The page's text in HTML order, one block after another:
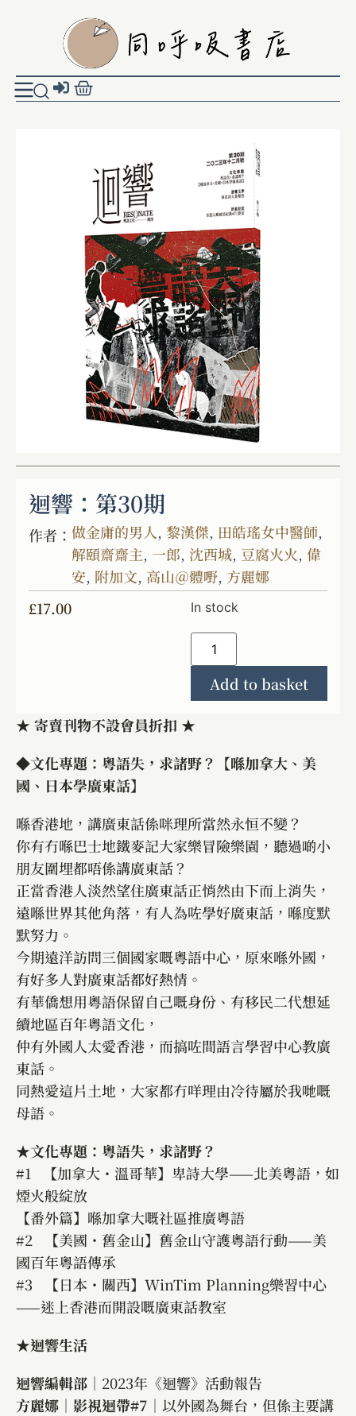
迴響：第30期
作者： 做金庸的男人, 黎漢傑, 田皓瑤女中醫師,
解頤齋齋主, 一郎, 沈西城, 豆腐火火, 偉
安, 附加文, 高山＠體嘢, 方麗娜
£17.00 In stock
Add to basket
★ 寄賣刊物不設會員折扣 ★
◆文化專題：粵語失，求諸野？【喺加拿大、美
國、日本學廣東話】
喺香港地，講廣東話係咪理所當然永恒不變？
你有冇喺巴士地鐵麥記大家樂冒險樂園，聽過啲小
朋友圍埋都唔係講廣東話？
正當香港人淡然望住廣東話正悄然由下而上消失，
遠喺世界其他角落，有人為咗學好廣東話，喺度默
默努力。
今期遠洋訪問三個國家嘅粵語中心，原來喺外國，
有好多人對廣東話都好熱情。
有華僑想用粵語保留自己嘅身份、有移民二代想延
續地區百年粵語文化，
仲有外國人太愛香港，而搞咗間語言學習中心教廣
東話。
同熱愛這片土地，大家都冇咩理由冷待屬於我哋嘅
母語。
★文化專題：粵語失，求諸野？
#1 【加拿大・溫哥華】卑詩大學——北美粵語，如
煙火般綻放
【番外篇】喺加拿大嘅社區推廣粵語
#2 【美國・舊金山】舊金山守護粵語行動——美
國百年粵語傳承
#3 【日本・關西】WinTim Planning樂習中心
——迷上香港而開設嘅廣東話教室
★迴響生活
迴響編輯部 ｜2023年《迴響》活動報告
方麗娜｜影視迴帶#7 ｜以外國為舞台，但係主要講